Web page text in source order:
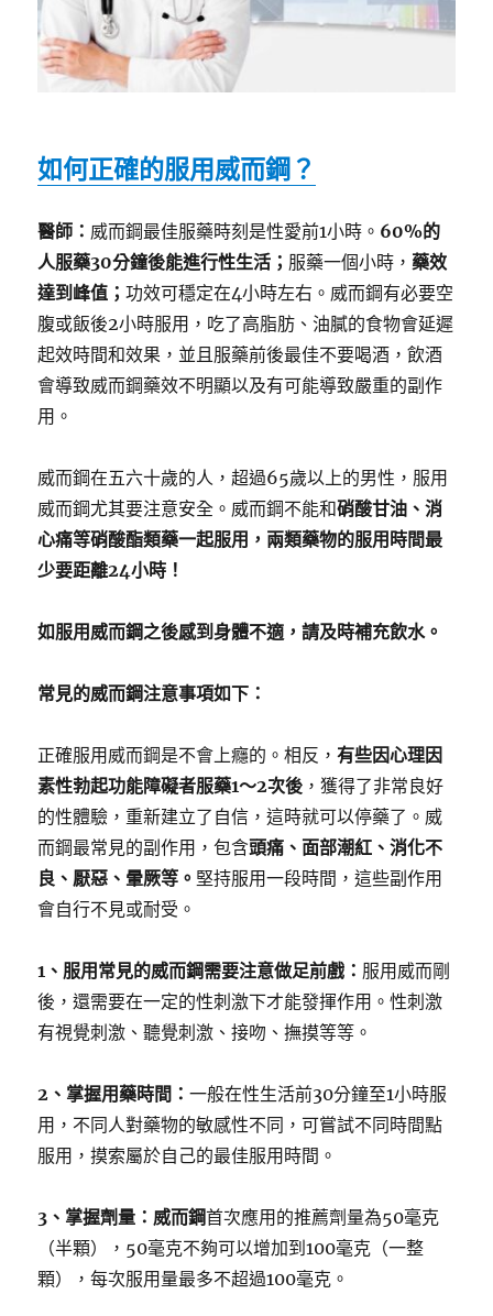
如何正確的服用威而鋼？
醫師： 威而鋼最佳服藥時刻是性愛前1小時。 60%的
人服藥30分鐘後能進行性生活； 服藥一個小時， 藥效
達到峰值；功效可穩定在4小時左右。威而鋼有必要空
腹或飯後2小時服用，吃了高脂肪、油膩的食物會延遲
起效時間和效果，並且服藥前後最佳不要喝酒，飲酒
會導致威而鋼藥效不明顯以及有可能導致嚴重的副作
用。
威而鋼在五六十歲的人，超過65歲以上的男性，服用
威而鋼尤其要注意安全。威而鋼不能和硝酸甘油、消
心痛等硝酸酯類藥一起服用，兩類藥物的服用時間最
少要距離24小時！
如服用威而鋼之後感到身體不適，請及時補充飲水。
常見的威而鋼注意事項如下：
正確服用威而鋼是不會上癮的。相反，有些因心理因
素性勃起功能障礙者服藥1～2次後 ，獲得了非常良好
的性體驗，重新建立了自信，這時就可以停藥了。威
而鋼最常見的副作用，包含頭痛、面部潮紅、消化不
良、厭惡、暈厥等。 堅持服用一段時間，這些副作用
會自行不見或耐受。
1、服用常見的威而鋼需要注意做足前戲： 服用威而剛
後，還需要在一定的性刺激下才能發揮作用。性刺激
有視覺刺激、聽覺刺激、接吻、撫摸等等。
2、掌握用藥時間：一般在性生活前30分鐘至1小時服
用，不同人對藥物的敏感性不同，可嘗試不同時間點
服用，摸索屬於自己的最佳服用時間。
3、掌握劑量：威而鋼首次應用的推薦劑量為50毫克
（半顆），50毫克不夠可以增加到100毫克（一整
顆），每次服用量最多不超過100毫克。